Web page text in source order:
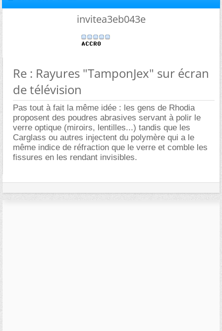
invitea3eb043e
Re : Rayures "TamponJex" sur écran
de télévision
Pas tout à fait la même idée : les gens de Rhodia
proposent des poudres abrasives servant à polir le
verre optique (miroirs, lentilles...) tandis que les
Carglass ou autres injectent du polymère qui a le
même indice de réfraction que le verre et comble les
fissures en les rendant invisibles.